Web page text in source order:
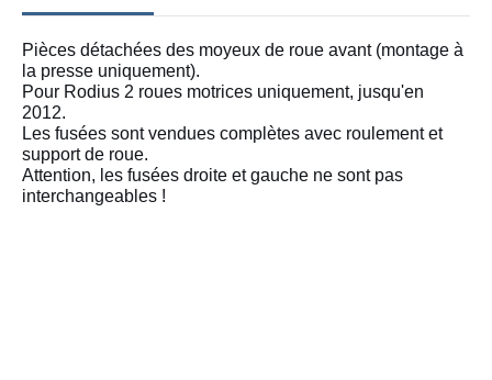
Pièces détachées des moyeux de roue avant (montage à
la presse uniquement).
Pour Rodius 2 roues motrices uniquement, jusqu'en
2012.
Les fusées sont vendues complètes avec roulement et
support de roue.
Attention, les fusées droite et gauche ne sont pas
interchangeables !